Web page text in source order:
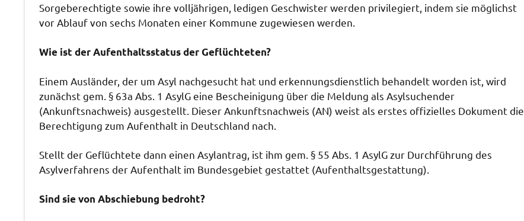
Sorgeberechtigte sowie ihre volljährigen, ledigen Geschwister werden privilegiert, indem sie möglichst
vor Ablauf von sechs Monaten einer Kommune zugewiesen werden.
Wie ist der Aufenthaltsstatus der Geflüchteten?
Einem Ausländer, der um Asyl nachgesucht hat und erkennungsdienstlich behandelt worden ist, wird
zunächst gem. § 63a Abs. 1 AsylG eine Bescheinigung über die Meldung als Asylsuchender
(Ankunftsnachweis) ausgestellt. Dieser Ankunftsnachweis (AN) weist als erstes offizielles Dokument die
Berechtigung zum Aufenthalt in Deutschland nach.
Stellt der Geflüchtete dann einen Asylantrag, ist ihm gem. § 55 Abs. 1 AsylG zur Durchführung des
Asylverfahrens der Aufenthalt im Bundesgebiet gestattet (Aufenthaltsgestattung).
Sind sie von Abschiebung bedroht?